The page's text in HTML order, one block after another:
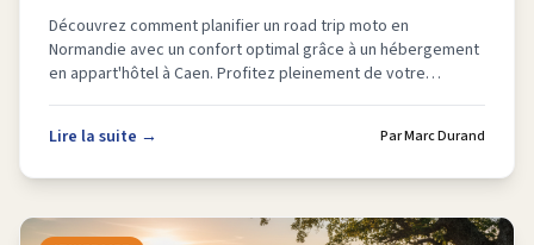
en 2026
Découvrez comment planifier un road trip moto en
Normandie avec un confort optimal grâce à un hébergement
en appart'hôtel à Caen. Profitez pleinement de votre
Lire la suite →
ParMarc Durand